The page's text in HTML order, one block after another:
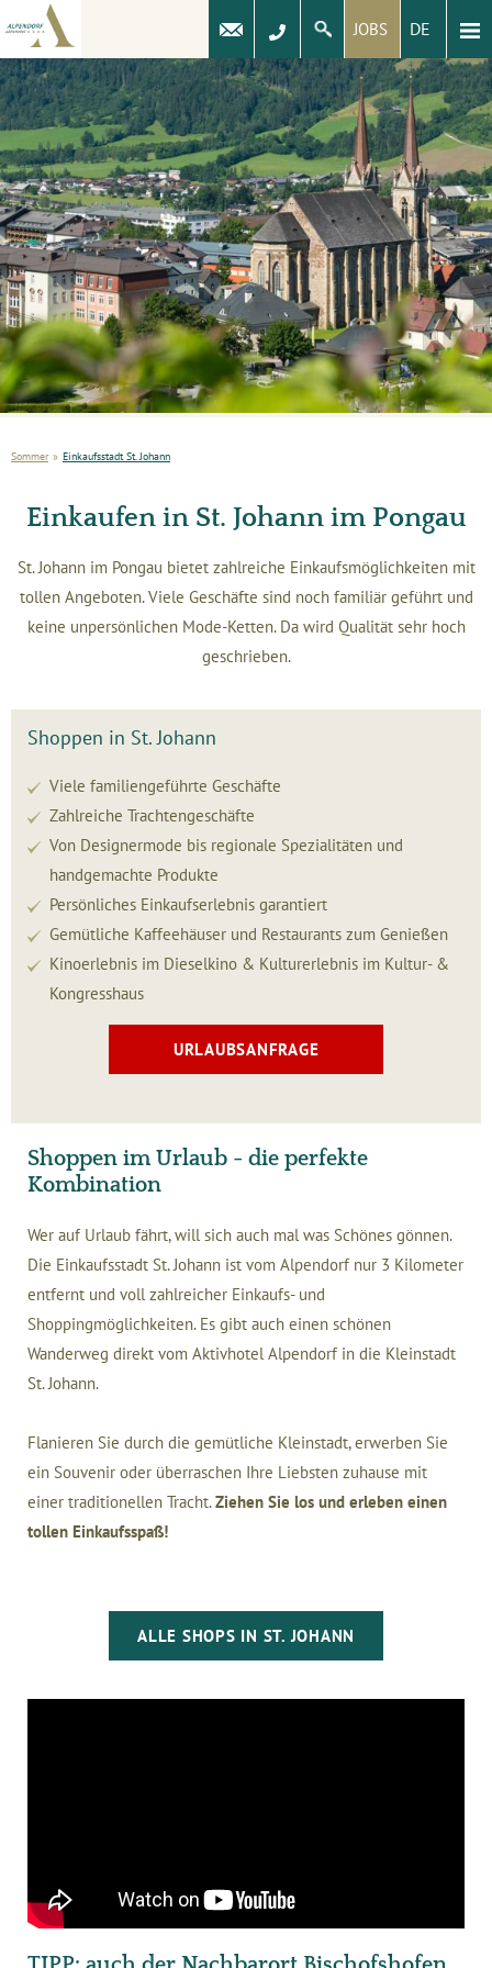
JOBS DE
Sommer » Einkaufsstadt St. Johann
Einkaufen in St. Johann im Pongau
St. Johann im Pongau bietet zahlreiche Einkaufsmöglichkeiten mit
tollen Angeboten. Viele Geschäfte sind noch familiär geführt und
keine unpersönlichen Mode-Ketten. Da wird Qualität sehr hoch
geschrieben.
Shoppen in St. Johann
Viele familiengeführte Geschäfte
Zahlreiche Trachtengeschäfte
Von Designermode bis regionale Spezialitäten und
handgemachte Produkte
Persönliches Einkaufserlebnis garantiert
Gemütliche Kaffeehäuser und Restaurants zum Genießen
Kinoerlebnis im Dieselkino & Kulturerlebnis im Kultur- &
Kongresshaus
URLAUBSANFRAGE
Shoppen im Urlaub - die perfekte
Kombination
Wer auf Urlaub fährt, will sich auch mal was Schönes gönnen.
Die Einkaufsstadt St. Johann ist vom Alpendorf nur 3 Kilometer
entfernt und voll zahlreicher Einkaufs- und
Shoppingmöglichkeiten. Es gibt auch einen schönen
Wanderweg direkt vom Aktivhotel Alpendorf in die Kleinstadt
St. Johann.
Flanieren Sie durch die gemütliche Kleinstadt, erwerben Sie
ein Souvenir oder überraschen Ihre Liebsten zuhause mit
einer traditionellen Tracht.Ziehen Sie los und erleben einen
tollen Einkaufsspaß!
ALLE SHOPS IN ST. JOHANN